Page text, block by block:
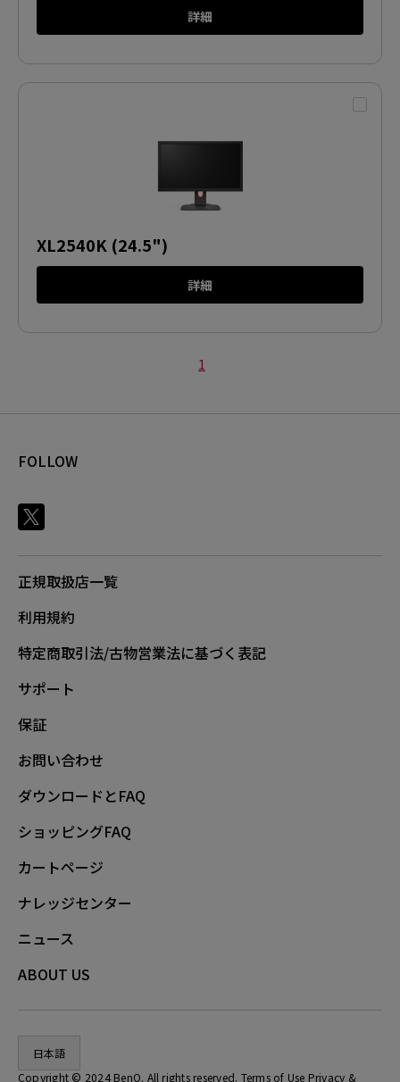
詳細
XL2540K (24.5")
詳細
1
FOLLOW
正規取扱店一覧
利用規約
特定商取引法/古物営業法に基づく表記
サポート
保証
お問い合わせ
ダウンロードとFAQ
ショッピングFAQ
カートページ
ナレッジセンター
ニュース
ABOUT US
日本語
Copyright © 2024 BenQ. All rights reserved. Terms of Use Privacy &